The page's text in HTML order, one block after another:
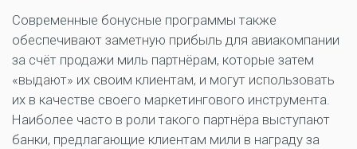
Современные бонусные программы также
обеспечивают заметную прибыль для авиакомпании
за счёт продажи миль партнёрам, которые затем
«выдают» их своим клиентам, и могут использовать
их в качестве своего маркетингового инструмента.
Наиболее часто в роли такого партнёра выступают
банки, предлагающие клиентам мили в награду за